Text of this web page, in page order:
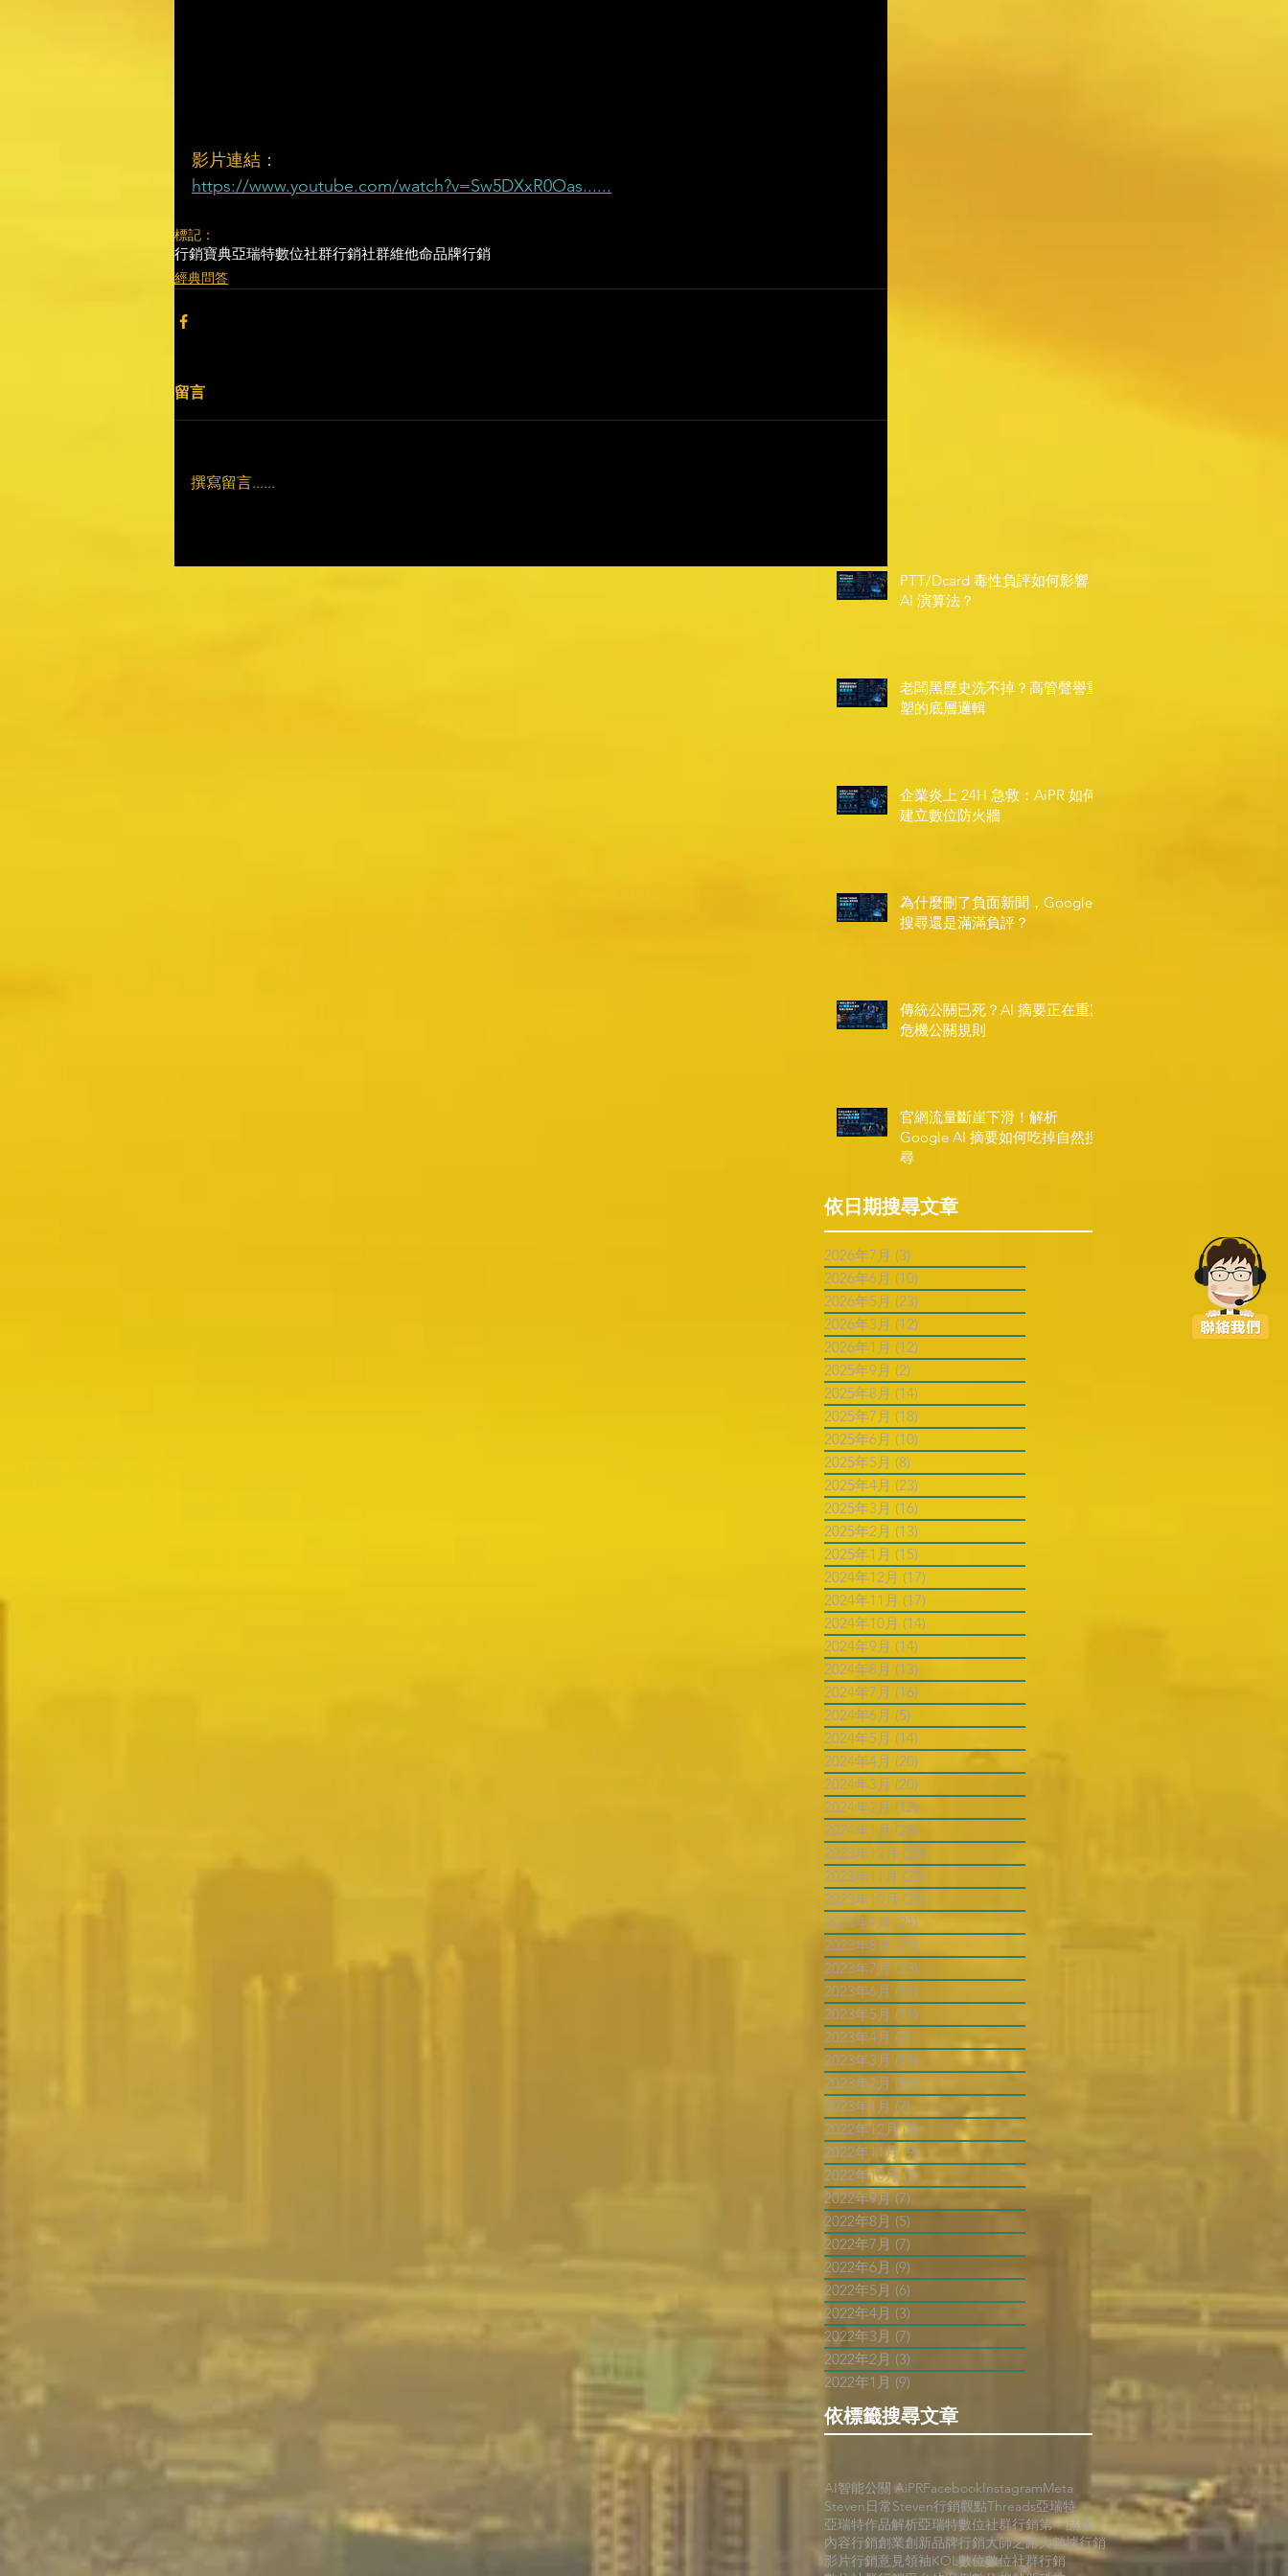
影片連結：
https://www.youtube.com/watch?v=Sw5DXxR0Oas......
標記：
行銷寶典亞瑞特數位社群行銷社群維他命品牌行銷
經典問答
留言
撰寫留言......
PTT/Dcard 毒性負評如何影響
AI 演算法？
老闆黑歷史洗不掉？高管聲譽重
塑的底層邏輯
企業炎上 24H 急救：AiPR 如何
建立數位防火牆
為什麼刪了負面新聞，Google
搜尋還是滿滿負評？
傳統公關已死？AI 摘要正在重寫
危機公關規則
官網流量斷崖下滑！解析
Google AI 摘要如何吃掉自然搜
尋
依日期搜尋文章
2026年7月 (3)
2026年6月 (10)
2026年5月 (23)
2026年3月 (12)
2026年1月 (12)
2025年9月 (2)
2025年8月 (14)
2025年7月 (18)
2025年6月 (10)
2025年5月 (8)
2025年4月 (23)
2025年3月 (16)
2025年2月 (13)
2025年1月 (15)
2024年12月 (17)
2024年11月 (17)
2024年10月 (14)
2024年9月 (14)
2024年8月 (13)
2024年7月 (16)
2024年6月 (5)
2024年5月 (14)
2024年4月 (20)
2024年3月 (20)
2024年2月 (12)
2024年1月 (28)
2023年12月 (25)
2023年11月 (25)
2023年10月 (21)
2023年9月 (21)
2023年8月 (23)
2023年7月 (23)
2023年6月 (11)
2023年5月 (11)
2023年4月 (7)
2023年3月 (11)
2023年2月 (10)
2023年1月 (7)
2022年12月 (5) 5 篇文章
2022年11月 (9)
2022年10月 (7)
2022年9月 (7)
2022年8月 (5)
2022年7月 (7)
2022年6月 (9)
2022年5月 (6)
2022年4月 (3)
2022年3月 (7)
2022年2月 (3)
2022年1月 (9)
依標籤搜尋文章
AI智能公關 AiPRFacebookInstagramMeta
Steven日常Steven行銷觀點Threads亞瑞特
亞瑞特作品解析亞瑞特數位社群行銷第一品牌
內容行銷創業創新品牌行銷大師之路大數據行銷
影片行銷意見領袖KOL數位數位社群行銷